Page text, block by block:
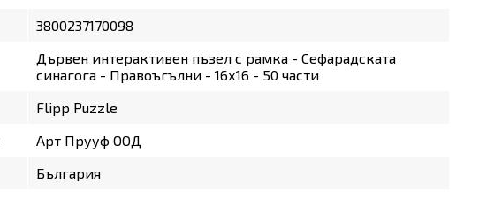
3800237170098
Дървен интерактивен пъзел с рамка - Сефарадската
синагога - Правоъгълни - 16х16 - 50 части
Flipp Puzzle
Арт Прууф ООД
България